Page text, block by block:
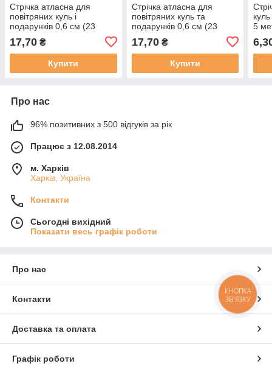
Стрічка атласна для
повітряних куль і
подарунків 0,6 см (23
17,70 ₴
Купити
Стрічка атласна для
повітряних куль та
подарунків 0,6 см (23
метри) рожева (1 пачка)
17,70₴
Купити
5
Про нас
96% позитивних з 500 відгуків за рік
Працює з 12.08.2014
м. Харків
Харків, Україна
Контакти
Сьогодні вихідний
Показати весь графік роботи
Про нас
Контакти
Доставка та оплата
Графік роботи
КНОПКА
ЗВ'ЯЗКУ